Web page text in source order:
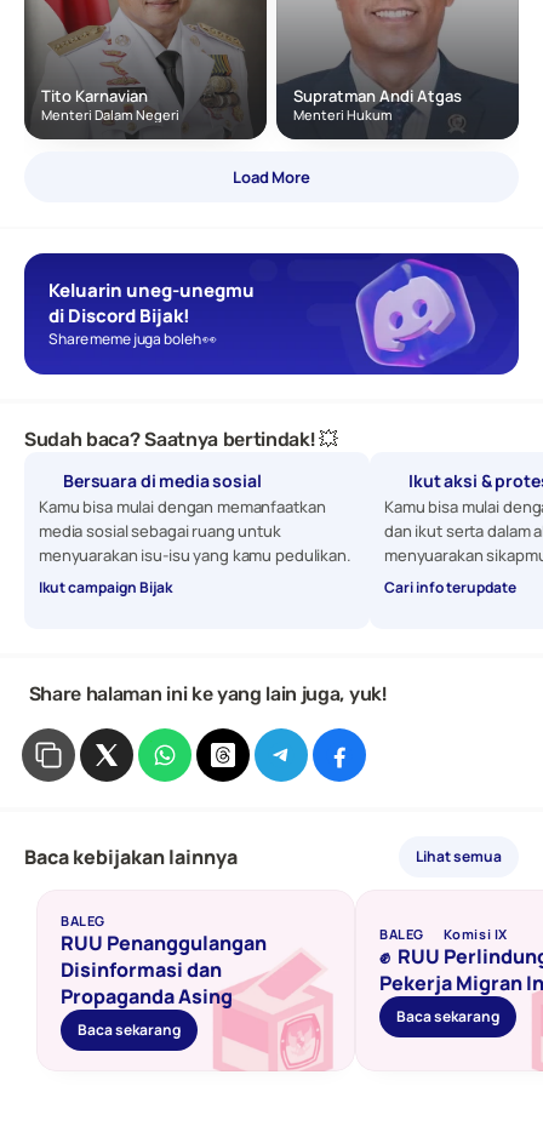
Tito Karnavian
Menteri Dalam Negeri
Supratman Andi Atgas
Menteri Hukum
Load More
Keluarin uneg-unegmu
di Discord Bijak!
Share meme juga boleh 👀
Sudah baca? Saatnya bertindak! 💥
Bersuara di media sosial
Kamu bisa mulai dengan memanfaatkan
media sosial sebagai ruang untuk
menyuarakan isu-isu yang kamu pedulikan.
Ikut campaign Bijak
Ikut aksi &
Kamu bisa mulai
dan ikut serta dalam
menyuarakan
Cari info terupdate
Share halaman ini ke yang lain juga, yuk!
Baca kebijakan lainnya Lihat semua
BALEG
RUU Penanggulangan
Disinformasi dan
Propaganda Asing
Baca sekarang
BALEG Komisi IX
✊  RUU
Pekerja Migran
Baca sekarang